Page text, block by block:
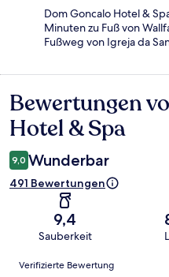
Dom Goncalo Hotel &
Minuten zu Fuß von
Fußweg von Igreja da
Bewertungen
Bewertungen
Hotel & Spa
9,0 Wunderbar
491 Bewertungen
9,4
Sauberkeit
Bewertungen
Verifizierte Bewertung